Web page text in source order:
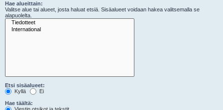
Hae alueittain:
Valitse alue tai alueet, josta haluat etsiä. Sisäalueet voidaan hakea valitsemalla se
alapuolelta.
Etsi sisäalueet:
Kyllä
Ei
Hae täältä: